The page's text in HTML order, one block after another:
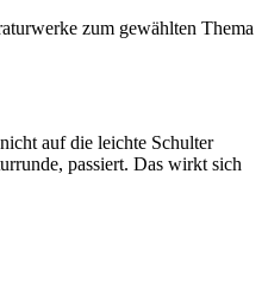
zum gewählten Thema
auf die leichte Schulter
passiert. Das wirkt sich